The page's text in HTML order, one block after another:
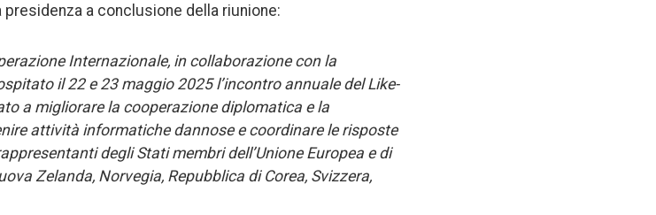
a conclusione della riunione:
Internazionale, in collaborazione con la
il 22 e 23 maggio 2025 l’incontro annuale del Like-
a migliorare la cooperazione diplomatica e la
attività informatiche dannose e coordinare le risposte
degli Stati membri dell’Unione Europea e di
Zelanda, Norvegia, Repubblica di Corea, Svizzera,